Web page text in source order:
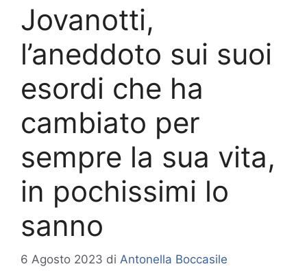
Jovanotti,
l’aneddoto sui suoi
esordi che ha
cambiato per
sempre la sua vita,
in pochissimi lo
sanno
6 Agosto 2023 di Antonella Boccasile